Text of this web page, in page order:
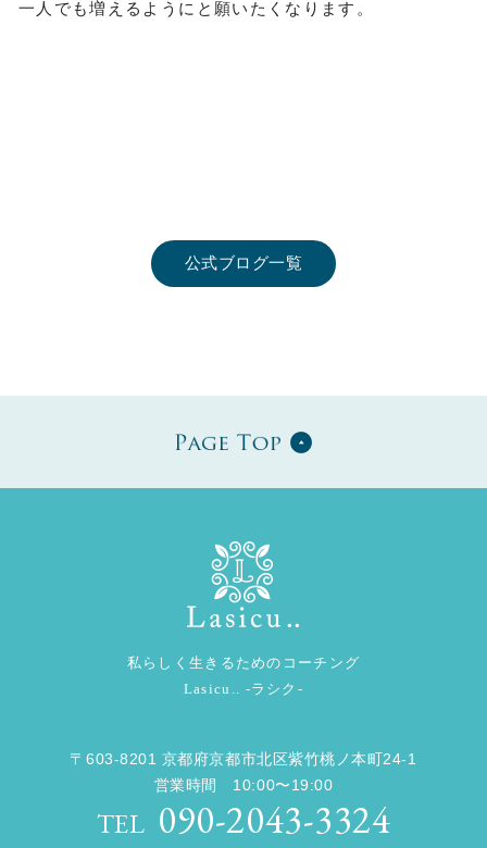
一人でも増えるようにと願いたくなります。
公式ブログ一覧
私らしく生きるためのコーチング
Lasicu.. -ラシク-
〒603-8201 京都府京都市北区紫竹桃ノ本町24-1
営業時間 10:00〜19:00
TEL 090-2043-3324